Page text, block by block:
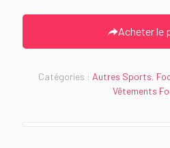
Acheter le
Catégories : Autres Sports,
Vêtements